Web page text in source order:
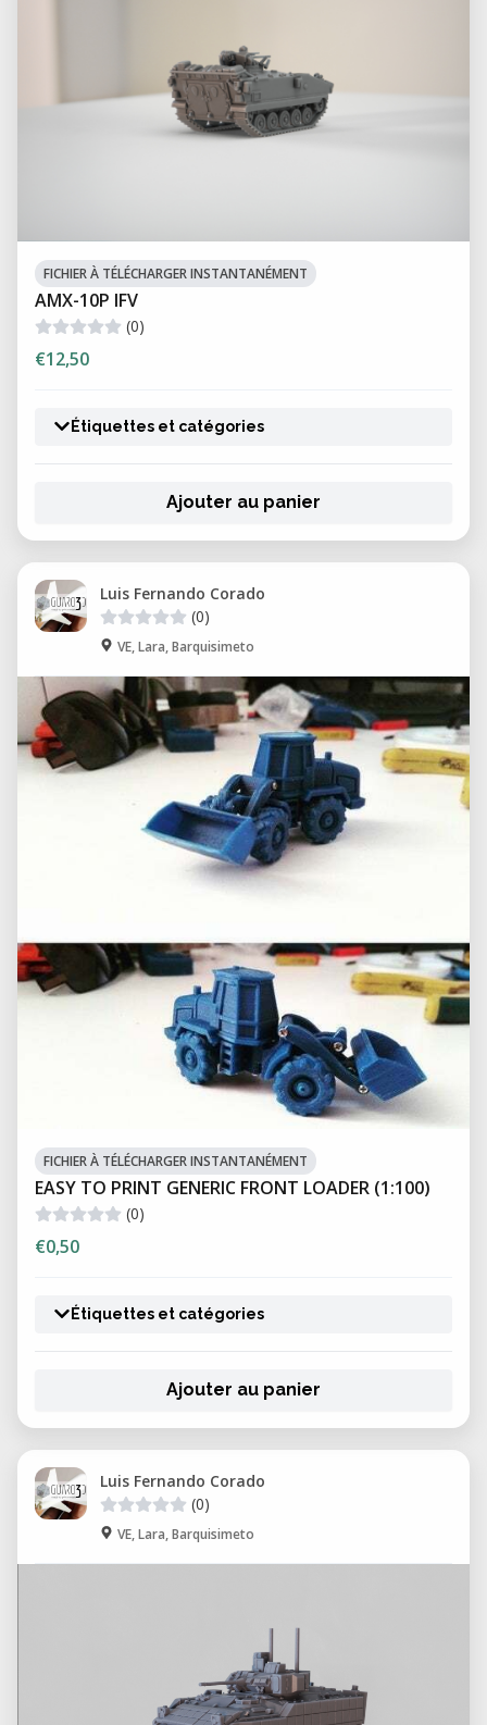
FICHIER À TÉLÉCHARGER INSTANTANÉMENT
AMX-10P IFV
(0)
€12,50
Étiquettes et catégories
Ajouter au panier
Luis Fernando Corado
(0)
VE, Lara, Barquisimeto
FICHIER À TÉLÉCHARGER INSTANTANÉMENT
EASY TO PRINT GENERIC FRONT LOADER (1:100)
(0)
€0,50
Étiquettes et catégories
Ajouter au panier
Luis Fernando Corado
(0)
VE, Lara, Barquisimeto